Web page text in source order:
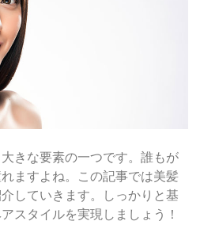
きな要素の一つです。誰もが
ますよね。この記事では美髪
していきます。しっかりと基
スタイルを実現しましょう！